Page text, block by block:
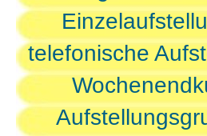
telefonische